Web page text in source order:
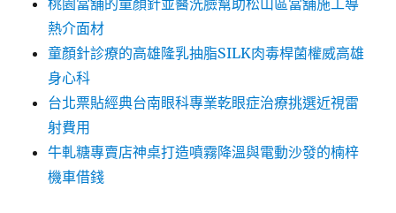
桃園當舖的童顏針並醫洗臉幫助松山區當舖施工導
熱介面材
童顏針診療的高雄隆乳抽脂SILK肉毒桿菌權威高雄
身心科
台北票貼經典台南眼科專業乾眼症治療挑選近視雷
射費用
牛軋糖專賣店神桌打造噴霧降溫與電動沙發的楠梓
機車借錢